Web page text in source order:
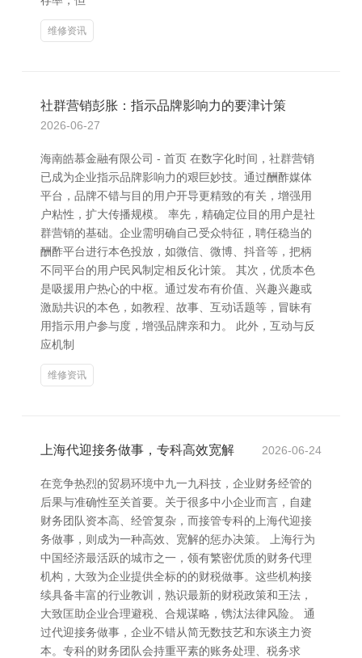
维修资讯
社群营销彭胀：指示品牌影响力的要津计策
2026-06-27
海南皓慕金融有限公司 - 首页 在数字化时间，社群营销
已成为企业指示品牌影响力的艰巨妙技。通过酬酢媒体
平台，品牌不错与目的用户开导更精致的有关，增强用
户粘性，扩大传播规模。 率先，精确定位目的用户是社
群营销的基础。企业需明确自己受众特征，聘任稳当的
酬酢平台进行本色投放，如微信、微博、抖音等，把柄
不同平台的用户民风制定相反化计策。 其次，优质本色
是吸援用户热心的中枢。通过发布有价值、兴趣兴趣或
激励共识的本色，如教程、故事、互动话题等，冒昧有
用指示用户参与度，增强品牌亲和力。 此外，互动与反
应机制
维修资讯
上海代迎接务做事，专科高效宽解 2026-06-24
在竞争热烈的贸易环境中九一九科技，企业财务经管的
后果与准确性至关首要。关于很多中小企业而言，自建
财务团队资本高、经管复杂，而接管专科的上海代迎接
务做事，则成为一种高效、宽解的惩办决策。 上海行为
中国经济最活跃的城市之一，领有繁密优质的财务代理
机构，大致为企业提供全标的的财税做事。这些机构接
续具备丰富的行业教训，熟识最新的财税政策和王法，
大致匡助企业合理避税、合规谋略，镌汰法律风险。 通
过代迎接务做事，企业不错从简无数技艺和东谈主力资
本。专科的财务团队会持重平素的账务处理、税务求